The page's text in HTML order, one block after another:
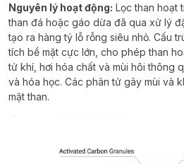
Nguyên lý hoạt động: Lọc than hoạt
than đá hoặc gáo dừa đã qua xử lý
tạo ra hàng tỷ lỗ rỗng siêu nhỏ. Cấu
tích bề mặt cực lớn, cho phép than
tử khí, hơi hóa chất và mùi hôi thông
và hóa học. Các phân tử gây mùi và
mặt than.